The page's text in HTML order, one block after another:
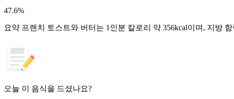
47.6%
요약 프렌치 토스트와 버터는 1인분 칼로리 약 356kcal이며, 지방
오늘 이 음식을 드셨나요?